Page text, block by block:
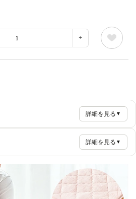
詳細を見る ▼
詳細を見る ▼